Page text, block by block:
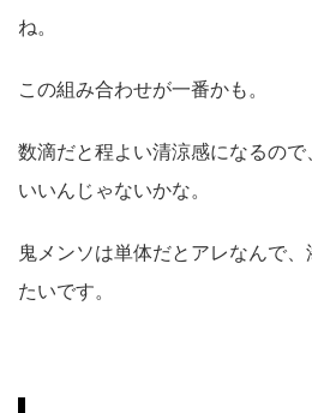
ね。
この組み合わせが一番かも。
数滴だと程よい清涼感になるの
いいんじゃないかな。
鬼メンソは単体だとアレなんで
たいです。